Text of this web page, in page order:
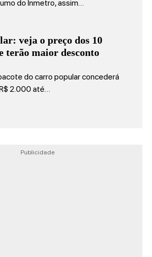
do Inmetro, assim…
veja o preço dos 10
terão maior desconto
do carro popular concederá
2.000 até…
Publicidade